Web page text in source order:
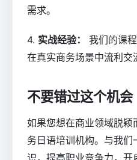
需求。
4. 实战经验：
我们的课
在真实商务场景中流利交
不要错过这个机会
如果您想在商业领域脱颖
务日语培训机构。与我们
识，提高职业竞争力，开